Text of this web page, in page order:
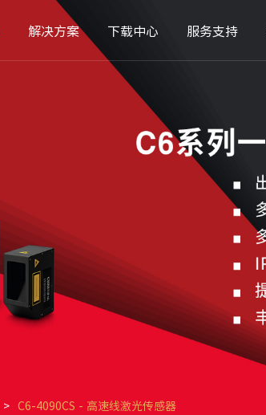
解决方案 下载中心 服务支持
> C6-4090CS - 高速线激光传感器